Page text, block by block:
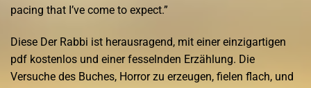
pacing that I’ve come to expect.”
Diese Der Rabbi ist herausragend, mit einer einzigartigen
pdf kostenlos und einer fesselnden Erzählung. Die
Versuche des Buches, Horror zu erzeugen, fielen flach, und